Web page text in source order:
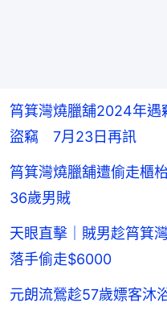
筲箕灣燒臘舖2024年
盜竊 7月23日再訊
筲箕灣燒臘舖遭偷走
36歲男賊
天眼直擊｜賊男趁筲箕
落手偷走$6000
元朗流鶯趁57歲嫖客